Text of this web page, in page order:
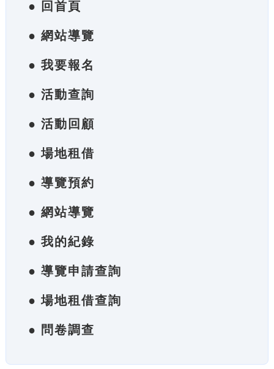
● 回首頁
● 網站導覽
● 我要報名
● 活動查詢
● 活動回顧
● 場地租借
● 導覽預約
● 網站導覽
● 我的紀錄
● 導覽申請查詢
● 場地租借查詢
● 問卷調查